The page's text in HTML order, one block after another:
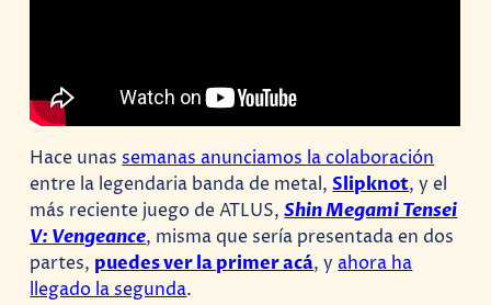
Hace unas semanas anunciamos la colaboración
entre la legendaria banda de metal,Slipknot, y el
más reciente juego de ATLUS,Shin Megami Tensei
V: Vengeance, misma que sería presentada en dos
partes, puedes ver la primer acá, y ahora ha
llegado la segunda.